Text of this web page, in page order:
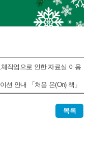
작업으로 인한 자료실 이용
션 안내 「처음 온(On) 책」
목록